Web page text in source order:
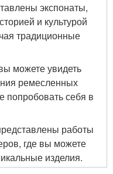
экспонаты,
и культурой
традиционные
можете увидеть
ремесленных
попробовать себя в
работы
где вы можете
изделия.